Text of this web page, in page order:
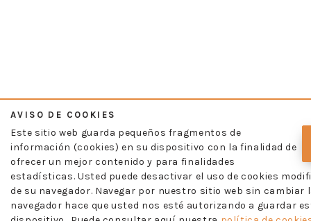
AVISO DE COOKIES
Este sitio web guarda pequeños fragmentos de
información (cookies) en su dispositivo con la finalidad de
ofrecer un mejor contenido y para finalidades
estadísticas. Usted puede desactivar el uso de cookies
de su navegador. Navegar por nuestro sitio web sin cambiar
navegador hace que usted nos esté autorizando a guardar